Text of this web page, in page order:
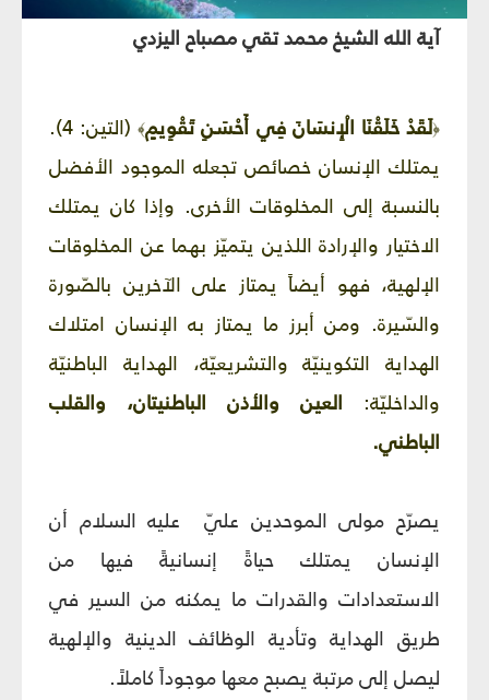
آية الله الشيخ محمد تقي مصباح اليزدي
﴿لَقَدْ خَلَقْنَا الْإِنسَانَ فِي أَحْسَنِ تَقْوِيمٍ﴾
(التين: 4).
يمتلك الإنسان خصائص تجعله الموجود الأفضل
بالنسبة إلى المخلوقات الأخرى. وإذا كان يمتلك
الاختيار والإرادة اللذين يتميّز بهما عن المخلوقات
الإلهية، فهو أيضاً يمتاز على الآخرين بالصّورة
والسّيرة. ومن أبرز ما يمتاز به الإنسان امتلاك
الهداية التكوينيّة والتشريعيّة، الهداية الباطنيّة
والداخليّة: العين والأذن الباطنيتان، والقلب
الباطني.
يصرّح مولى الموحدين عليّ عليه السلام أن
الإنسان يمتلك حياةً إنسانيةً فيها من
الاستعدادات والقدرات ما يمكنه من السير في
طريق الهداية وتأدية الوظائف الدينية والإلهية
ليصل إلى مرتبة يصبح معها موجوداً كاملاً.